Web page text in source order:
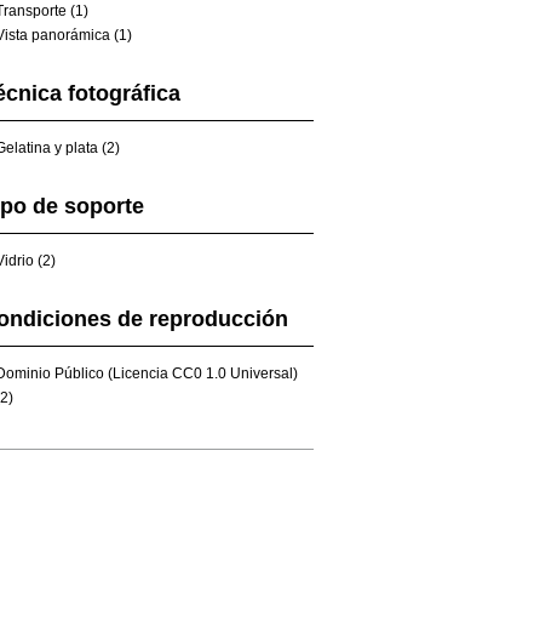
(1)
panorámica (1)
fotográfica
y plata (2)
de soporte
(2)
de reproducción
Público (Licencia CC0 1.0 Universal)